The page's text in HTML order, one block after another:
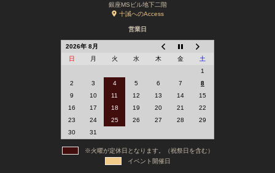
銀座MSビル地下二階
十誡へのAccess
営業日
2026年 8月
日
月 火 水 木 金
土
1
2
3 4 5 6 7
8
9
10 11 12 13 14
15
16
17 18 19 20 21
22
23
24 25 26 27 28
29
30
31
※火曜が定休日となります。（祝祭日を含む）
イベント開催日